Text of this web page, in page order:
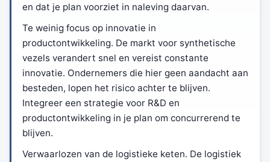
en dat je plan voorziet in naleving daarvan.
Te weinig focus op innovatie in
productontwikkeling. De markt voor synthetische
vezels verandert snel en vereist constante
innovatie. Ondernemers die hier geen aandacht aan
besteden, lopen het risico achter te blijven.
Integreer een strategie voor R&D en
productontwikkeling in je plan om concurrerend te
blijven.
Verwaarlozen van de logistieke keten. De logistiek